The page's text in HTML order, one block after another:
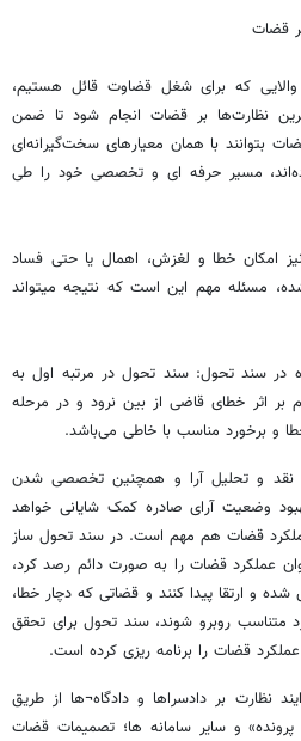
که برای شغل قضاوت قائل هستیم،
نظارت‌ها بر قضات انجام شود تا ضمن
بتوانند با همان معیارهای سخت‌گیرانه‌ای
مسیر حرفه ای و تخصصی خود را طی
امکان خطا و لغزش، اهمال یا حتی فساد
مسئله مهم این است که نتیجه میتواند
در سند تحول: سند تحول در مرتبه اول به
اثر خطای قاضی از بین نرود و در مرحله
و برخورد مناسب با خاطی می‌باشد.
نقد و تحلیل آرا و همچنین تخصصی شدن
وضعیت آرای صادره کمک شایانی خواهد
عملکرد قضات هم مهم است. در سند تحول ساز
عملکرد قضات را به صورت دائم رصد کرد،
و ارتقا پیدا کنند و قضاتی که دچار خطا،
متناسب روبرو شوند، سند تحول برای تحقق
عملکرد قضات را برنامه ریزی کرده است.
نظارت بر دادسراها و دادگاه¬ها از طریق
پرونده» و سایر سامانه ها؛ تصمیمات قضات